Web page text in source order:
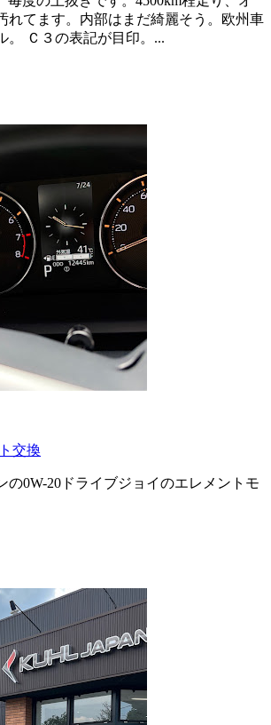
れてます。内部はまだ綺麗そう。欧州車
。 Ｃ３の表記が目印。...
交換
の0W-20ドライブジョイのエレメントモ